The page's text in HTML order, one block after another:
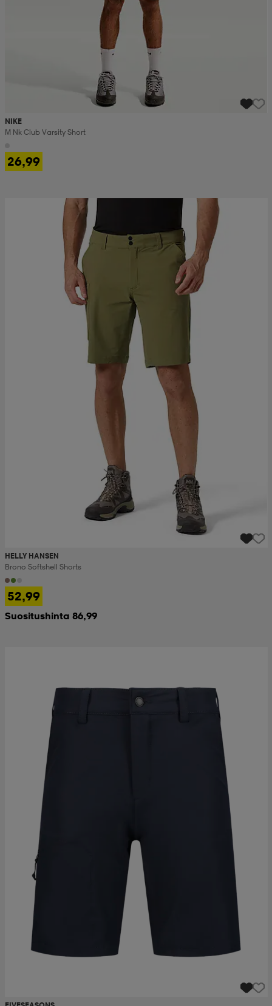
NIKE
M Nk Club Varsity Short
26,99
HELLY HANSEN
Brono Softshell Shorts
52,99
Suositushinta 86,99